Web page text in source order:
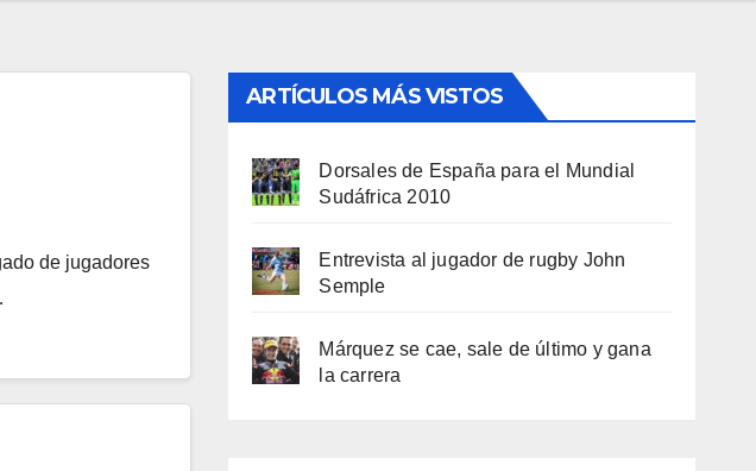
de jugadores
ARTÍCULOS MÁS VISTOS
Dorsales de España para el Mundial
Sudáfrica 2010
Entrevista al jugador de rugby John
Semple
Márquez se cae, sale de último y gana
la carrera